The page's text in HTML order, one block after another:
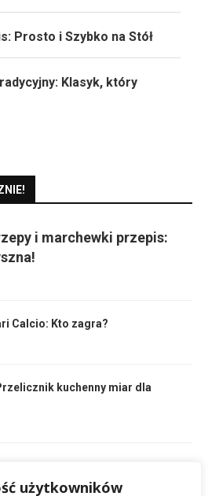
użytkowników
Prosto i Szybko na Stół
Klasyk, który
i marchewki przepis:
Calcio: Kto zagra?
kuchenny miar dla